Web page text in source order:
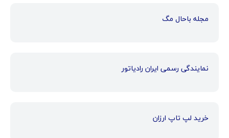
مجله باحال مگ
نمایندگی رسمی ایران رادیاتور
خرید لپ تاپ ارزان